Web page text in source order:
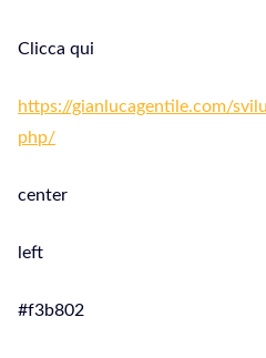
Clicca qui
https://gianlucagentile.com/
php/
center
left
#f3b802